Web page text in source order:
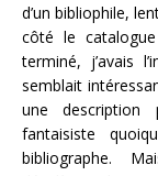
d’un bibliophile,
côté le
terminé, j’avais
semblait
une description
fantaisiste
bibliographe.